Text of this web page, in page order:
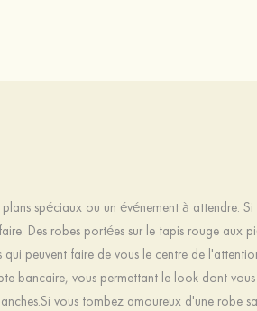
spéciaux ou un événement à attendre.
Des robes portées sur le tapis rouge aux
peuvent faire de vous le centre de
bancaire, vous permettant le look dont
vous tombez amoureux d'une robe